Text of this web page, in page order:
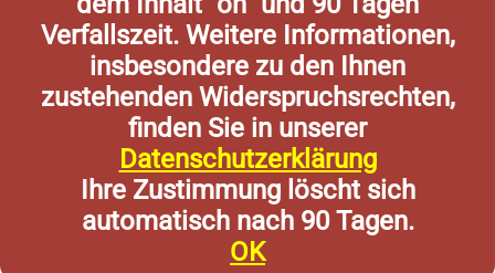
Verfallszeit. Weitere Informationen,
insbesondere zu den Ihnen
zustehenden Widerspruchsrechten,
finden Sie in unserer
Datenschutzerklärung
Ihre Zustimmung löscht sich
automatisch nach 90 Tagen.
OK